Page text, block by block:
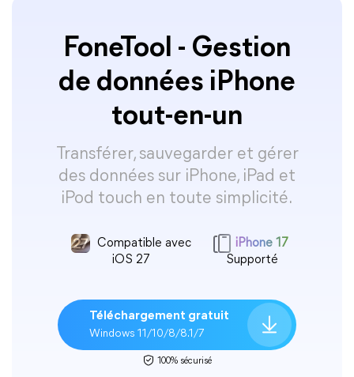
FoneTool - Gestion
de données iPhone
tout-en-un
Transférer, sauvegarder et gérer
des données sur iPhone, iPad et
iPod touch en toute simplicité.
Compatible avec
iOS 27
iPhone 17
Supporté
Téléchargement gratuit
Windows 11/10/8/8.1/7
100% sécurisé